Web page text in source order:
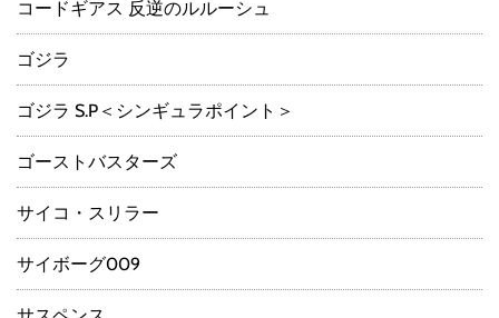
コードギアス 反逆のルルーシュ
ゴジラ
ゴジラ S.P＜シンギュラポイント＞
ゴーストバスターズ
サイコ・スリラー
サイボーグ009